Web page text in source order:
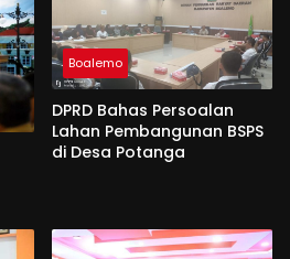
Boalemo
DPRD Bahas Persoalan
Lahan Pembangunan BSPS
di Desa Potanga